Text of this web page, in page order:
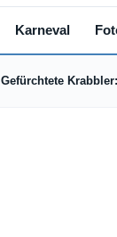
Karneval
Gefürchtete